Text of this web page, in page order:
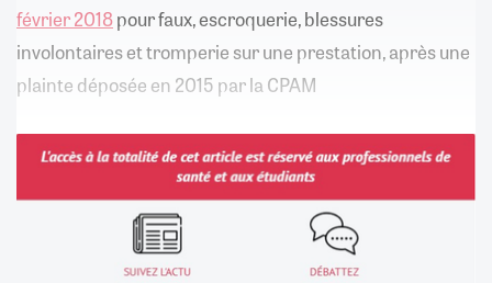
février 2018pour faux, escroquerie, blessures
involontaires et tromperie sur une prestation, après une
plainte déposée en 2015 par la CPAM